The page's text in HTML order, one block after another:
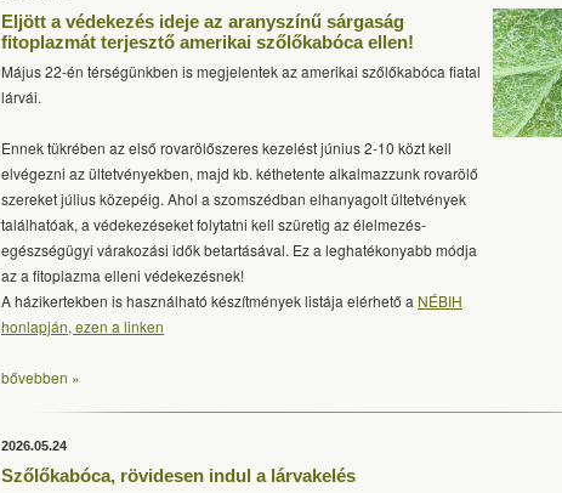
Eljött a védekezés ideje az aranyszínű sárgaság
fitoplazmát terjesztő amerikai szőlőkabóca ellen!
Május 22-én térségünkben is megjelentek az amerikai szőlőkabóca fiatal
lárvái.
Ennek tükrében az első rovarölőszeres kezelést június 2-10 közt kell
elvégezni az ültetvényekben, majd kb. kéthetente alkalmazzunk rovarölő
szereket július közepéig. Ahol a szomszédban elhanyagolt ültetvények
találhatóak, a védekezéseket folytatni kell szüretig az élelmezés-
egészségügyi várakozási idők betartásával. Ez a leghatékonyabb módja
az a fitoplazma elleni védekezésnek!
A házikertekben is használható készítmények listája elérhető a NÉBIH
honlapján, ezen a linken
bővebben »
2026.05.24
Szőlőkabóca, rövidesen indul a lárvakelés